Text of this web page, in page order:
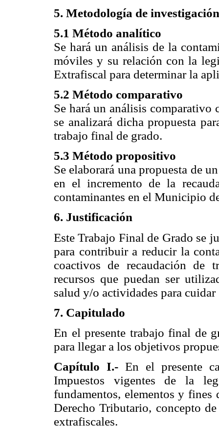
5. Metodología de investigación
5.1 Método analítico
Se hará un análisis de la
móviles y su relación con la
Extrafiscal para determinar la
5.2 Método comparativo
Se hará un análisis
se analizará dicha propuesta
trabajo final de grado.
5.3 Método propositivo
Se elaborará una propuesta de
en el incremento de la
contaminantes en el Municipio
6. Justificación
Este Trabajo Final de Grado se
para contribuir a reducir la
coactivos de recaudación de
recursos que puedan ser
salud y/o actividades para
7. Capitulado
En el presente trabajo final de
para llegar a los objetivos
Capítulo I.- En el presente
Impuestos vigentes de la
fundamentos, elementos y
Derecho Tributario, concepto
extrafiscales.